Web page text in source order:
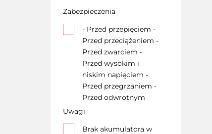
Zabezpieczenia
- Przed przepięciem -
Przed przeciążeniem -
Przed zwarciem -
Przed wysokim i
niskim napięciem -
Przed przegrzaniem -
Przed odwrotnym
podłączeniem baterii
Uwagi
Brak akumulatora w